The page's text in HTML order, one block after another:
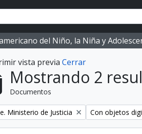
del Niño, la Niña y
vista previa Cerrar
Mostrando 2
Documentos
filtro:
Ministerio de Justicia Eliminar filtro:
Con objetos